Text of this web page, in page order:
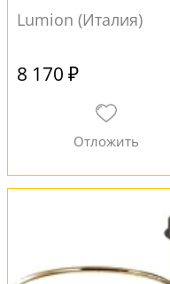
Lumion (Италия)
8 170 ₽